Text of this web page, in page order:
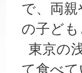
で、両
の子ども
東京の
て食べ